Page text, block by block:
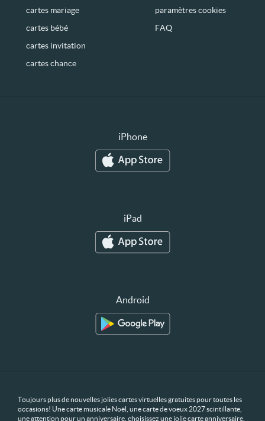
cartes mariage
cartes bébé
cartes invitation
cartes chance
paramètres cookies
FAQ
iPhone
iPad
Android
Toujours plus de nouvelles jolies cartes virtuelles gratuites pour toutes les
occasions! Une carte musicale Noël, une carte de voeux 2027 scintillante,
une attention pour un anniversaire, choisissez une jolie carte anniversaire.